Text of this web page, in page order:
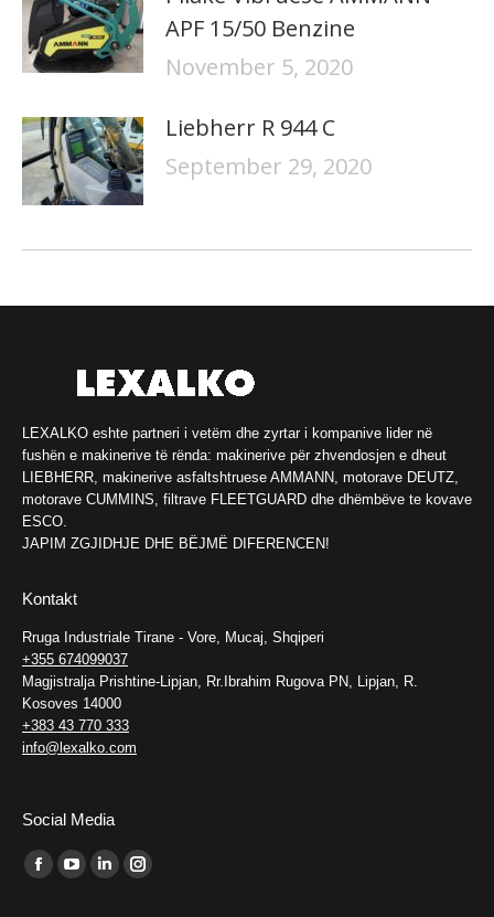
APF 15/50 Benzine
November 5, 2020
Liebherr R 944 C
September 29, 2020
LEXALKO eshte partneri i vetëm dhe zyrtar i kompanive lider në
fushën e makinerive të rënda: makinerive për zhvendosjen e dheut
LIEBHERR, makinerive asfaltshtruese AMMANN, motorave DEUTZ,
motorave CUMMINS, filtrave FLEETGUARD dhe dhëmbëve te kovave
ESCO.
JAPIM ZGJIDHJE DHE BËJMË DIFERENCEN!
Kontakt
Rruga Industriale Tirane - Vore, Mucaj, Shqiperi
+355 674099037
Magjistralja Prishtine-Lipjan, Rr.Ibrahim Rugova PN, Lipjan, R.
Kosoves 14000
+383 43 770 333
info@lexalko.com
Social Media
Find us on:
FacebookYouTubeLinkedinInstagram